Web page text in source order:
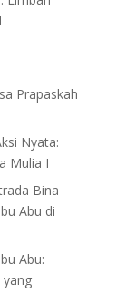
Prapaskah
Nyata:
Mulia I
Bina
Abu di
Abu: